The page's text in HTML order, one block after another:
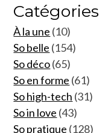
Catégories
À la une (10)
So belle (154)
So déco(65)
So en forme (61)
So high-tech (31)
So in love (43)
So pratique (128)